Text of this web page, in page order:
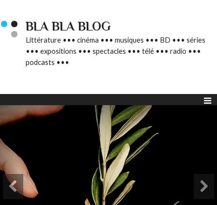
BLA BLA BLOG
Littérature ••• cinéma ••• musiques ••• BD ••• séries
••• expositions ••• spectacles ••• télé ••• radio •••
podcasts •••